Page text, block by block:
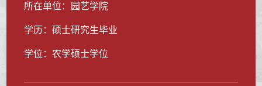
所在单位：园艺学院
学历：硕士研究生毕业
学位：农学硕士学位